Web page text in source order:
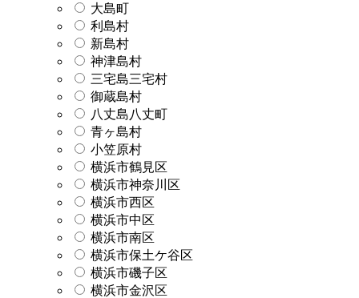
大島町
利島村
新島村
神津島村
三宅島三宅村
御蔵島村
八丈島八丈町
青ヶ島村
小笠原村
横浜市鶴見区
横浜市神奈川区
横浜市西区
横浜市中区
横浜市南区
横浜市保土ケ谷区
横浜市磯子区
横浜市金沢区